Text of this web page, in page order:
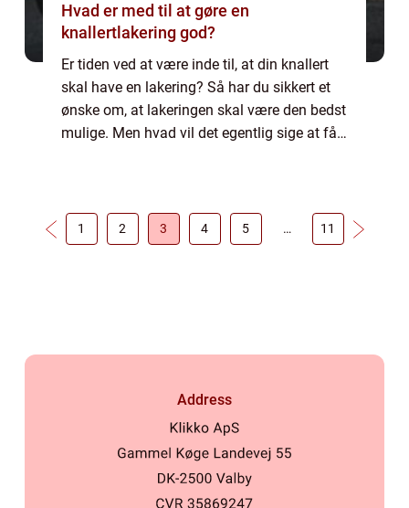
Hvad er med til at gøre en
knallertlakering god?
Er tiden ved at være inde til, at din knallert
skal have en lakering? Så har du sikkert et
ønske om, at lakeringen skal være den bedst
mulige. Men hvad vil det egentlig sige at få
1 2 3 4 5 … 11
Address